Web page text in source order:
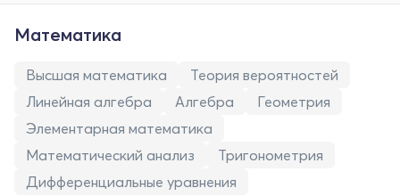
Математика
Высшая математика
Теория вероятностей
Линейная алгебра
Алгебра
Геометрия
Элементарная математика
Математический анализ
Тригонометрия
Дифференциальные уравнения